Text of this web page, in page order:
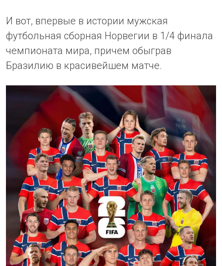
И вот, впервые в истории мужская
футбольная сборная Норвегии в 1/4 финала
чемпионата мира, причем обыграв
Бразилию в красивейшем матче.